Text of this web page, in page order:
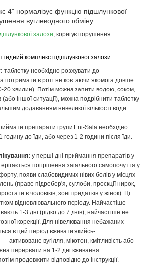
4" нормалізує функцію підшлункової
вуглеводного обміну.
залози, коригує порушення
комплекс підшлункової залози.
таблетку необхідно розжувати до
потримати в роті не ковтаючи якомога довше
хвилин). Потім можна запити водою, соком,
іншої ситуації), можна подрібнити таблетку
додаванням невеликої кількості води.
препарати групи Eni-Sala необхідно
до їди, або через 1-2 години після їди.
у перші дні приймання препаратів у
погіршення загального самопочуття у
появи слабовидимих нівих болів у місцях
(праве підребер'я, суглоби, проєкції нирок,
в чоловіків, зоні придатків у жінок). Ці
відновлювального періоду. Найчастіше
1-3 дні (рідко до 7 днів), найчастіше не
корекції. Для нівелювання небажаних
в цей період вживати якийсь-
активоване вугілля, мікотон, кмітливість або
перервати на 1-2 дні вживання
продовжити відповідно до інструкції.